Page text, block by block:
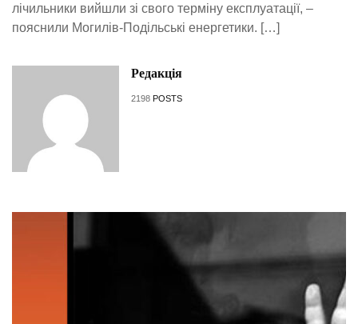
лічильники вийшли зі свого терміну експлуатації, –
пояснили Могилів-Подільські енергетики. […]
Редакція
2198 POSTS